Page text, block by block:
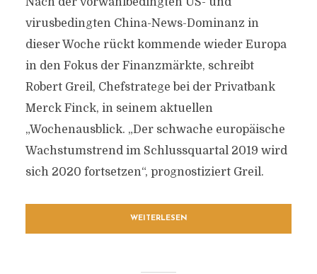
virusbedingten China-News-Dominanz in
dieser Woche rückt kommende wieder Europa
in den Fokus der Finanzmärkte, schreibt
Robert Greil, Chefstratege bei der Privatbank
Merck Finck, in seinem aktuellen
„Wochenausblick. „Der schwache europäische
Wachstumstrend im Schlussquartal 2019 wird
sich 2020 fortsetzen“, prognostiziert Greil.
WEITERLESEN